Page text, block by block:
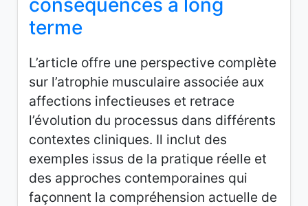
conséquences à long
terme
L’article offre une perspective complète
sur l’atrophie musculaire associée aux
affections infectieuses et retrace
l’évolution du processus dans différents
contextes cliniques. Il inclut des
exemples issus de la pratique réelle et
des approches contemporaines qui
façonnent la compréhension actuelle de